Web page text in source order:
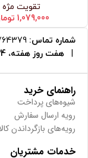
تقویت مژه
1,079,000
شماره تماس:
|
هفت روز هفته، 24 ساعت شبانه‌روز پاسخگوی شما هستیم.
راهنمای خرید
شیوه‌های پرداخت
رویه ارسال سفارش
رویه‌های بازگرداندن
خدمات مشتریان